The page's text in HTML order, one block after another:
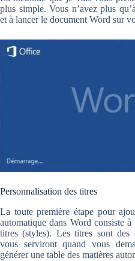
plus simple. Vous n’avez plus
et à lancer le document Word sur
Personnalisation des titres
La toute première étape pour
automatique dans Word consiste
titres (styles). Les titres sont des
vous serviront quand vous
générer une table des matières